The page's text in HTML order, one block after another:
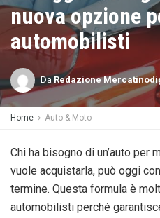
nuova opzione
automobilisti
Da Redazione
Home Auto & Moto
Chi ha bisogno di un’auto per
vuole acquistarla, può oggi
termine. Questa formula è
automobilisti perché